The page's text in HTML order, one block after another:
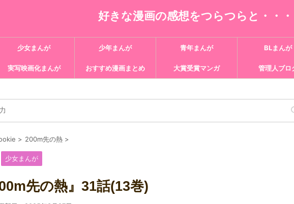
好きな漫画の感想をつらつらと・・・
少女まんが 少年まんが 青年まんが BLまんが
実写映画化まんが おすすめ漫画まとめ 大賞受賞マンガ 管理人ブロ
> 200m先の熱 >
少女まんが
先の熱』31話(13巻)